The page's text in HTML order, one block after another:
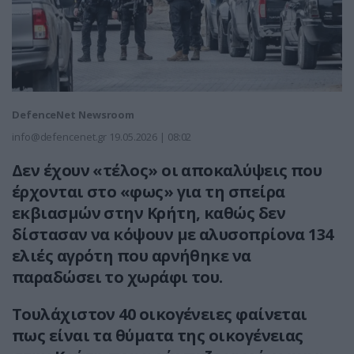
DefenceNet Newsroom
info@defencenet.gr 19.05.2026 | 08:02
Δεν έχουν «τέλος» οι αποκαλύψεις που
έρχονται στο «φως» για τη σπείρα
εκβιασμών στην Κρήτη, καθώς δεν
δίστασαν να κόψουν με αλυσοπρίονα 134
ελιές αγρότη που αρνήθηκε να
παραδώσει το χωράφι του.
Τουλάχιστον 40 οικογένειες φαίνεται
πως είναι τα θύματα της οικογένειας